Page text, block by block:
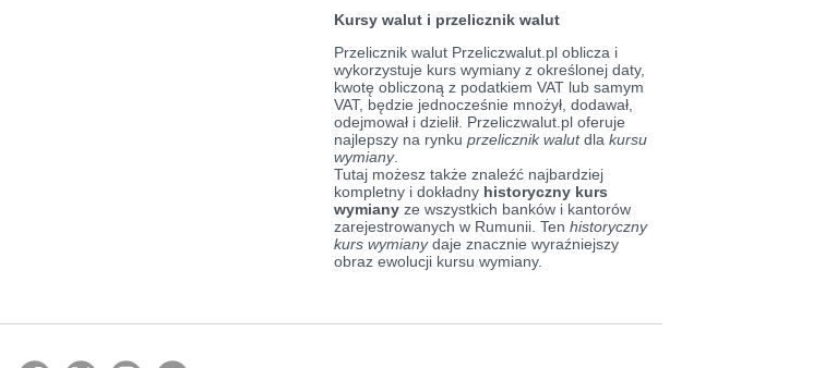
Kursy walut i przelicznik walut
Przelicznik walut Przeliczwalut.pl oblicza i
wykorzystuje kurs wymiany z określonej daty,
kwotę obliczoną z podatkiem VAT lub samym
VAT, będzie jednocześnie mnożył, dodawał,
odejmował i dzielił. Przeliczwalut.pl oferuje
najlepszy na rynku przelicznik walutdla kursu
wymiany.
Tutaj możesz także znaleźć najbardziej
kompletny i dokładny historyczny kurs
wymiany ze wszystkich banków i kantorów
zarejestrowanych w Rumunii. Ten historyczny
kurs wymianydaje znacznie wyraźniejszy
obraz ewolucji kursu wymiany.